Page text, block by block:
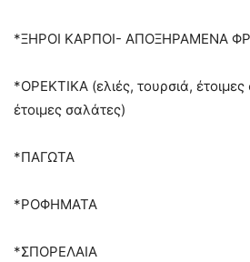
*ΞΗΡΟΙ ΚΑΡΠΟΙ- ΑΠΟΞΗΡΑΜΕΝΑ
*ΟΡΕΚΤΙΚΑ (ελιές, τουρσιά,
έτοιμες σαλάτες)
*ΠΑΓΩΤΑ
*ΡΟΦΗΜΑΤΑ
*ΣΠΟΡΕΛΑΙΑ